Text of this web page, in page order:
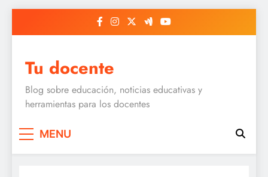
Tu docente
Blog sobre educación, noticias educativas y
herramientas para los docentes
MENU